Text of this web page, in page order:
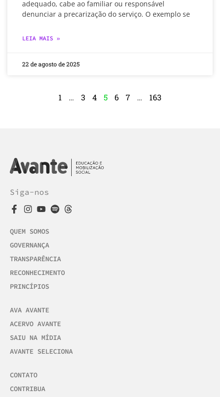
adequado, cabe ao familiar ou responsável
denunciar a precarização do serviço. O exemplo se
LEIA MAIS »
22 de agosto de 2025
1 … 3 4 5 6 7 … 163
Siga-nos
QUEM SOMOS
GOVERNANÇA
TRANSPARÊNCIA
RECONHECIMENTO
PRINCÍPIOS
AVA AVANTE
ACERVO AVANTE
SAIU NA MÍDIA
AVANTE SELECIONA
CONTATO
CONTRIBUA